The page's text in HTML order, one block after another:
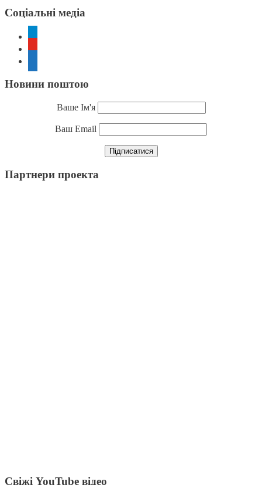
Соціальні медіа
Новини поштою
Ваше Ім'я
Ваш Email
Партнери проекта
Свіжі YouTube відео